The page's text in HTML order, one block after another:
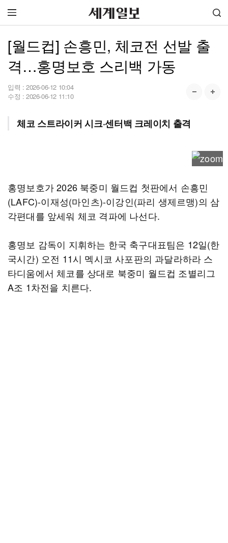
[월드컵] 손흥민, 체코전 선발 출
격…홍명보호 스리백 가동
입력 : 2026-06-12 10:04
수정 : 2026-06-12 11:10
체코 스트라이커 시크·센터백 크레이치 출격
홍명보호가 2026 북중미 월드컵 첫판에서 손흥민
(LAFC)-이재성(마인츠)-이강인(파리 생제르맹)의 삼
각편대를 앞세워 체코 격파에 나선다.
홍명보 감독이 지휘하는 한국 축구대표팀은 12일(한
국시간) 오전 11시 멕시코 사포판의 과달라하라 스
타디움에서 체코를 상대로 북중미 월드컵 조별리그
A조 1차전을 치른다.